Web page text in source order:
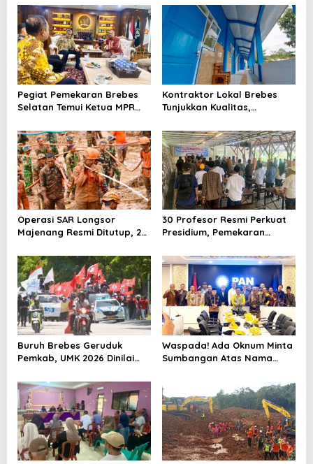
Telan Korban, Innova
Hantam Pohon di
Bantarkawung
Pansus DPRD Jateng Jadi
Tahap Berikutnya
Pegiat Pemekaran Brebes
Selatan Temui Ketua MPR
Dukungan Urus Berkas ke
Provinsi
Kontraktor Lokal Brebes
Tunjukkan Kualitas,
Negeri Brebes Rampung
Operasi SAR Longsor
Majenang Resmi Ditutup, 2
hingga Hari ke-10
30 Profesor Resmi Perkuat
Presidium, Pemekaran
Terbendung
Buruh Brebes Geruduk
Pemkab, UMK 2026 Dinilai
Waspada! Ada Oknum Minta
Sumbangan Atas Nama